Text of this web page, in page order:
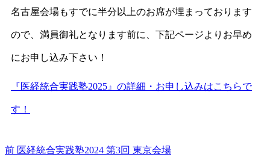
名古屋会場もすでに半分以上のお席が埋まっております
ので、満員御礼となります前に、下記ページよりお早め
にお申し込み下さい！
『医経統合実践塾2025』の詳細・お申し込みはこちらで
す！
前 医経統合実践塾2024 第3回 東京会場